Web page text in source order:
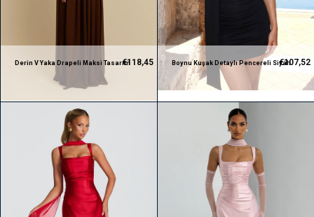
Derin V Yaka Drapeli Maksi Tasarım€118,45
Boynu Kuşak Detaylı Pencereli Siyah
Mini Tasarım Elbise
€107,52